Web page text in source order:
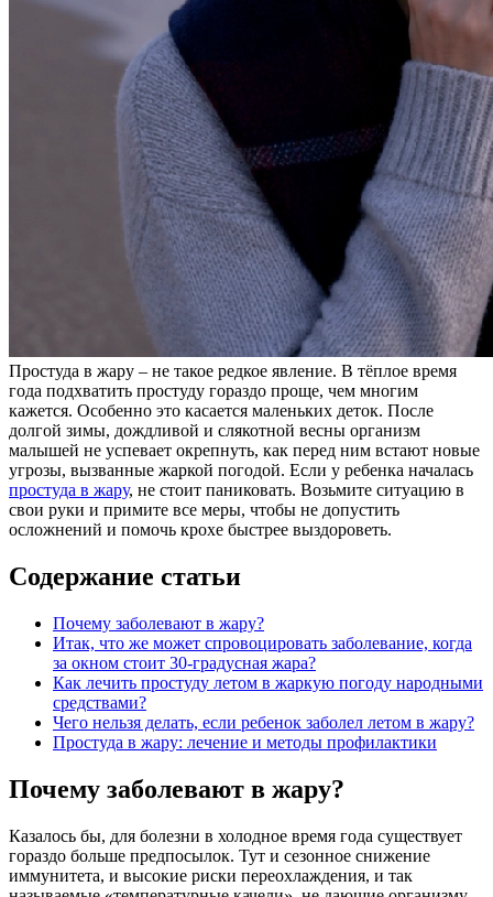
Простуда в жару – не такое редкое явление. В тёплое время
года подхватить простуду гораздо проще, чем многим
кажется. Особенно это касается маленьких деток. После
долгой зимы, дождливой и слякотной весны организм
малышей не успевает окрепнуть, как перед ним встают новые
угрозы, вызванные жаркой погодой. Если у ребенка началась
простуда в жару, не стоит паниковать. Возьмите ситуацию в
свои руки и примите все меры, чтобы не допустить
осложнений и помочь крохе быстрее выздороветь.
Содержание статьи
Почему заболевают в жару?
Итак, что же может спровоцировать заболевание, когда
за окном стоит 30-градусная жара?
Как лечить простуду летом в жаркую погоду народными
средствами?
Чего нельзя делать, если ребенок заболел летом в жару?
Простуда в жару: лечение и методы профилактики
Почему заболевают в жару?
Казалось бы, для болезни в холодное время года существует
гораздо больше предпосылок. Тут и сезонное снижение
иммунитета, и высокие риски переохлаждения, и так